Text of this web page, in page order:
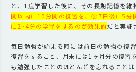
と、1度学習した後に、その長期記憶を維
間以内に10分間の復習を、②7日後に5分
に2~4分の学習をするのが効果的だと実証
毎日勉強が始まる時には前日の勉強の復
復習をすること、月末には1ヶ月分の復習
も勉強したことのほとんどを忘れること